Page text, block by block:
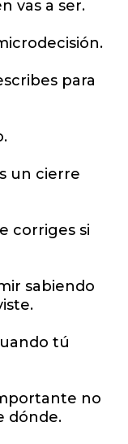
vas a ser.
para
un cierre
corriges si
sabiendo
tú
no
dónde.